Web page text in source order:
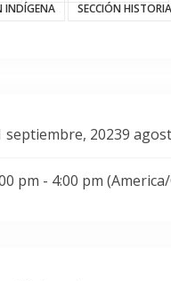
INDÍGENA
SECCIÓN
septiembre, 20239
pm - 4:00 pm